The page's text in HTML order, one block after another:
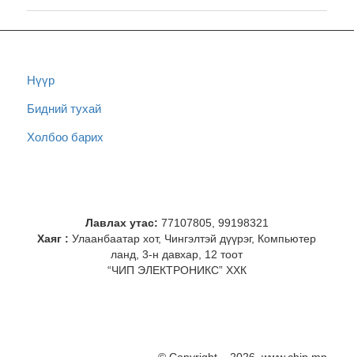
Нүүр
Бидний тухай
Холбоо барих
Лавлах утас: 77107805, 99198321
Хаяг : Улаанбаатар хот, Чингэлтэй дүүрэг, Компьютер
ланд, 3-н давхар, 12 тоот
“ЧИП ЭЛЕКТРОНИКС” ХХК